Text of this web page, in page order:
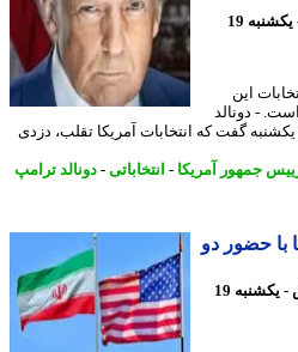
6 ماه پیش - یکشنبه 19
این
دونالد
گفت که انتخابات آمریکا تقلب، دزدی
آمریکا- انتخاباتی-دونالد ترامپ
حضور دو
6 ماه پیش - یکشنبه 19